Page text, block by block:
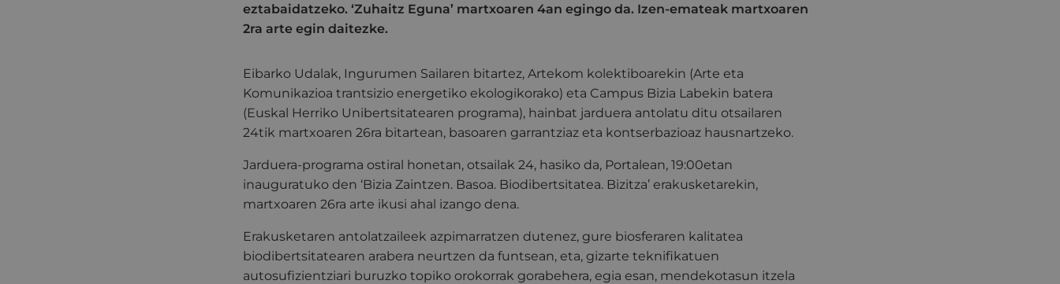
eztabaidatzeko. ‘Zuhaitz Eguna’ martxoaren 4an egingo da. Izen-emateak martxoaren
2ra arte egin daitezke.
Eibarko Udalak, Ingurumen Sailaren bitartez, Artekom kolektiboarekin (Arte eta
Komunikazioa trantsizio energetiko ekologikorako) eta Campus Bizia Labekin batera
(Euskal Herriko Unibertsitatearen programa), hainbat jarduera antolatu ditu otsailaren
24tik martxoaren 26ra bitartean, basoaren garrantziaz eta kontserbazioaz hausnartzeko.
Jarduera-programa ostiral honetan, otsailak 24, hasiko da, Portalean, 19:00etan
inauguratuko den ‘Bizia Zaintzen. Basoa. Biodibertsitatea. Bizitza’ erakusketarekin,
martxoaren 26ra arte ikusi ahal izango dena.
Erakusketaren antolatzaileek azpimarratzen dutenez, gure biosferaren kalitatea
biodibertsitatearen arabera neurtzen da funtsean, eta, gizarte teknifikatuen
autosufizientziari buruzko topiko orokorrak gorabehera, egia esan, mendekotasun itzela